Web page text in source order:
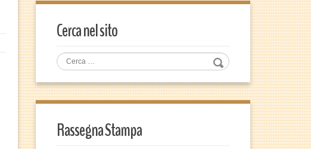
Cerca nel sito
Rassegna Stampa